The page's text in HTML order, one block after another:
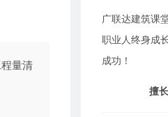
量清
广联达建筑课
职业人终身成
成功！
擅